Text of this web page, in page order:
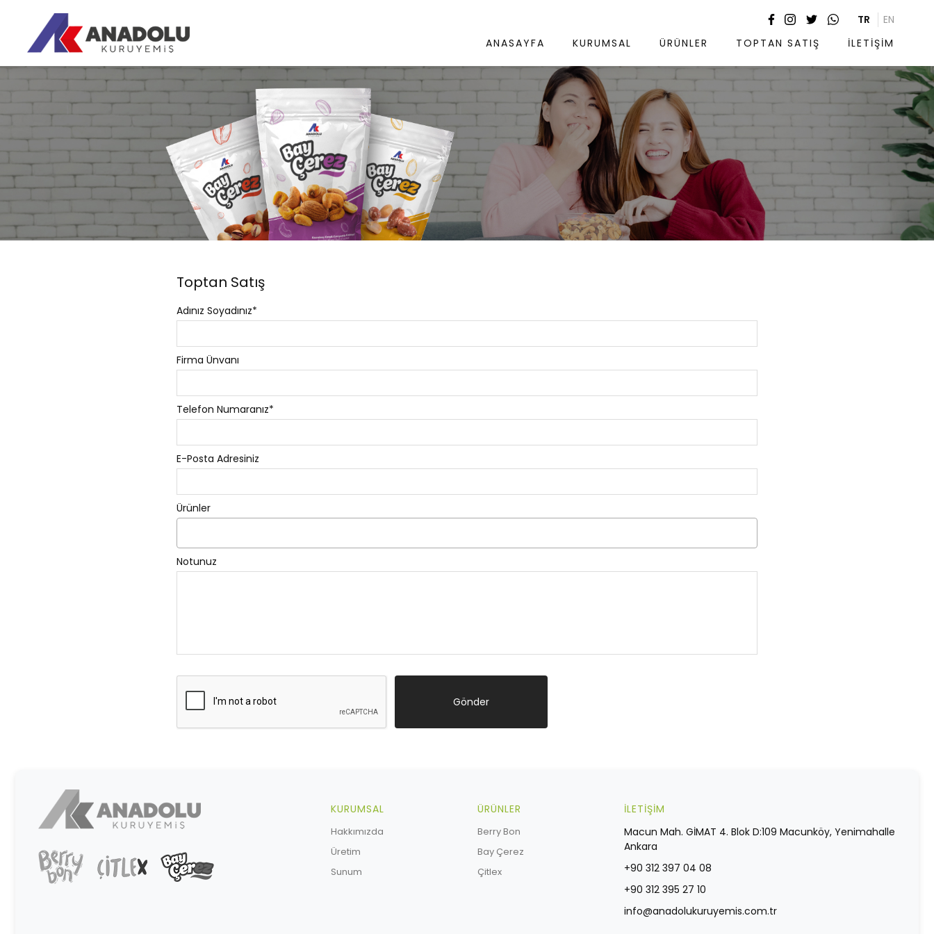
TR
EN
ANASAYFA
KURUMSAL ÜRÜNLER TOPTAN SATIŞ İLETİŞİM
Toptan Satış
Adınız Soyadınız*
Firma Ünvanı
Telefon Numaranız*
E-Posta Adresiniz
Ürünler
Notunuz
KURUMSAL
Hakkımızda
Üretim
Sunum
ÜRÜNLER
Berry Bon
Bay Çerez
Çitlex
İLETİŞİM
Macun Mah. GİMAT 4. Blok D:109 Macunköy, Yenimahalle
Ankara
+90 312 397 04 08
+90 312 395 27 10
info@anadolukuruyemis.com.tr